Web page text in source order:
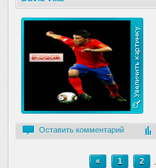
Оставить комментарий
« 1 2